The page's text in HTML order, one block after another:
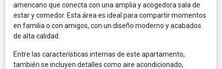
americano que conecta con una amplia y acogedora sala de
estar y comedor. Esta área es ideal para compartir momentos
en familia o con amigos, con un diseño moderno y acabados
de alta calidad.
Entre las características internas de este apartamento,
también se incluyen detalles como aire acondicionado,